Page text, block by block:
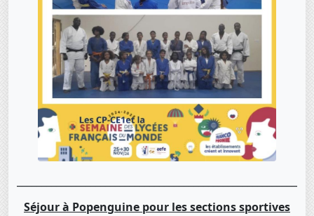
Séjour à Popenguine pour les sections sportives